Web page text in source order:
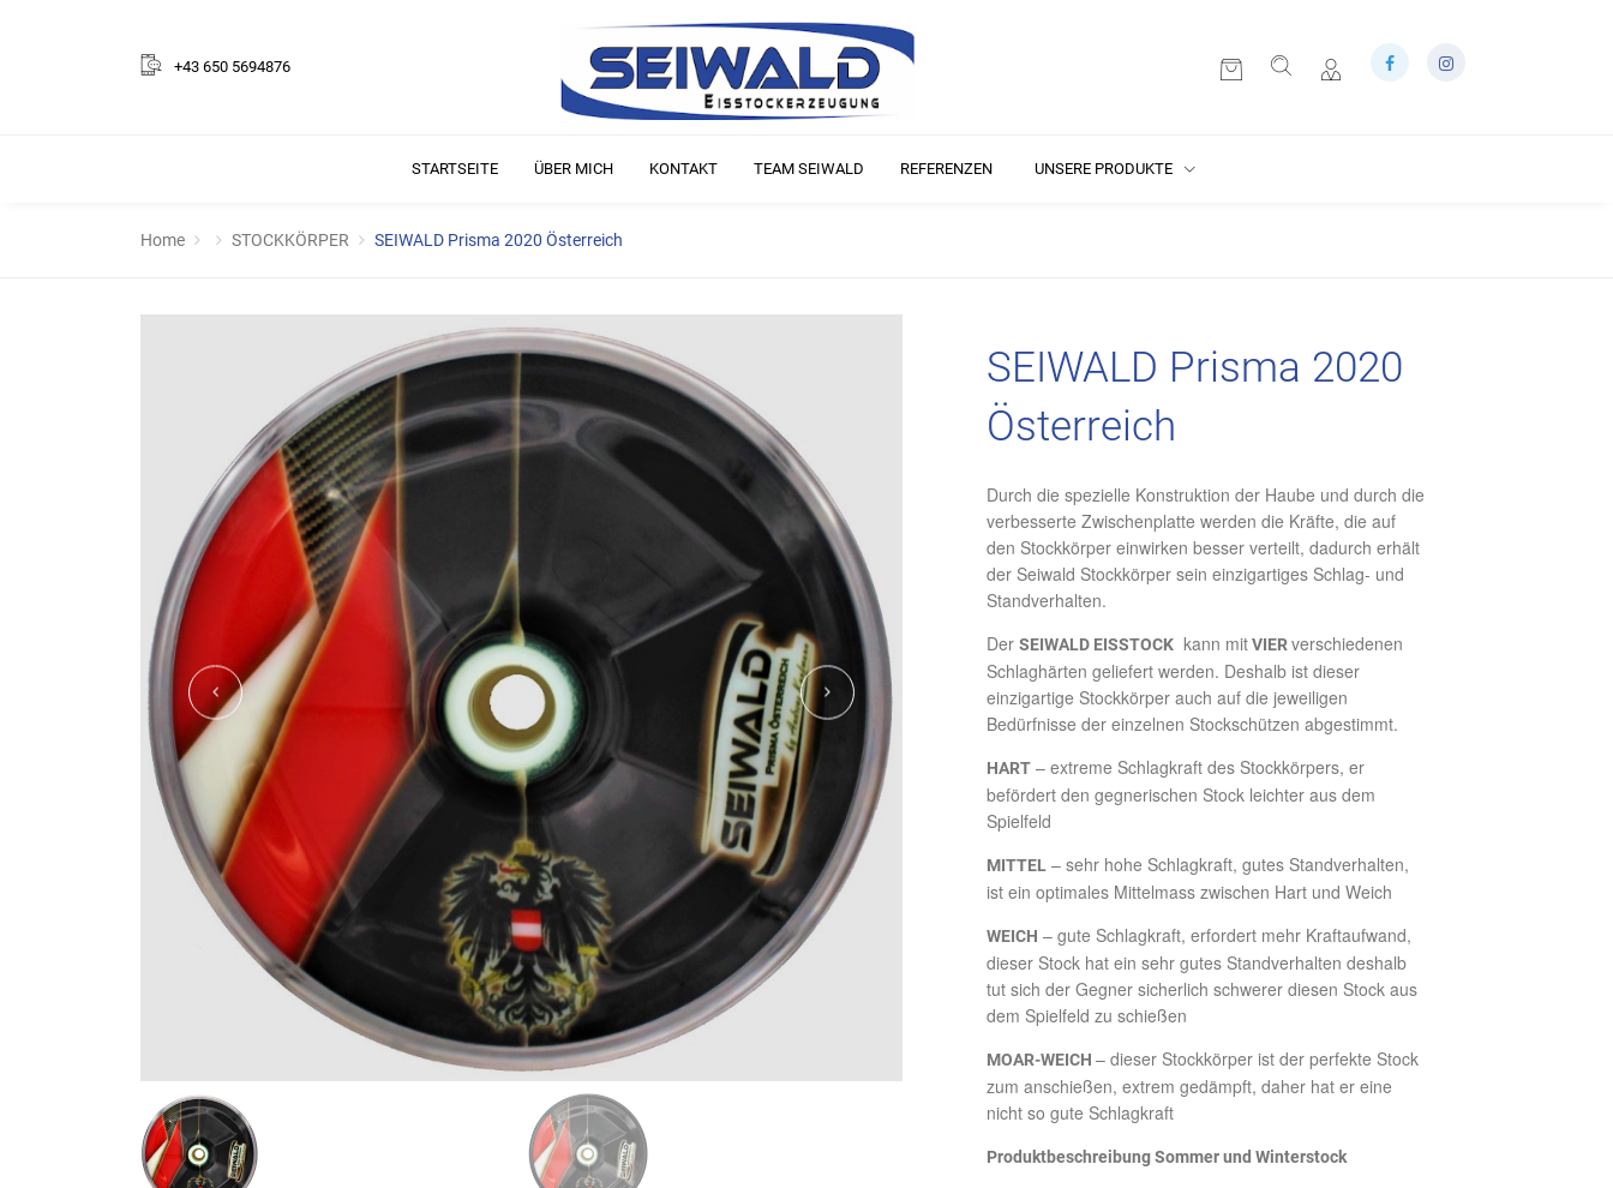
+43 650 5694876
STARTSEITE ÜBER MICH KONTAKT TEAM SEIWALD REFERENZEN UNSERE PRODUKTE
Home STOCKKÖRPER SEIWALD Prisma 2020 Österreich
SEIWALD Prisma 2020
Österreich
Durch die spezielle Konstruktion der Haube und durch die
verbesserte Zwischenplatte werden die Kräfte, die auf
den Stockkörper einwirken besser verteilt, dadurch erhält
der Seiwald Stockkörper sein einzigartiges Schlag- und
Standverhalten.
Der SEIWALD EISSTOCKkann mitVIERverschiedenen
Schlaghärten geliefert werden. Deshalb ist dieser
einzigartige Stockkörper auch auf die jeweiligen
Bedürfnisse der einzelnen Stockschützen abgestimmt.
HART– extreme Schlagkraft des Stockkörpers, er
befördert den gegnerischen Stock leichter aus dem
Spielfeld
MITTEL– sehr hohe Schlagkraft, gutes Standverhalten,
ist ein optimales Mittelmass zwischen Hart und Weich
WEICH – gute Schlagkraft, erfordert mehr Kraftaufwand,
dieser Stock hat ein sehr gutes Standverhalten deshalb
tut sich der Gegner sicherlich schwerer diesen Stock aus
dem Spielfeld zu schießen
MOAR-WEICH – dieser Stockkörper ist der perfekte Stock
zum anschießen, extrem gedämpft, daher hat er eine
nicht so gute Schlagkraft
Produktbeschreibung Sommer und Winterstock